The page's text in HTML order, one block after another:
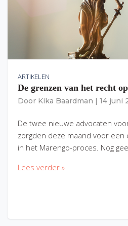
ARTIKELEN
De grenzen van het recht
Door Kika Baardman 14 juni
De twee nieuwe advocaten
zorgden deze maand voor een
in het Marengo-proces. Nog
Lees verder »